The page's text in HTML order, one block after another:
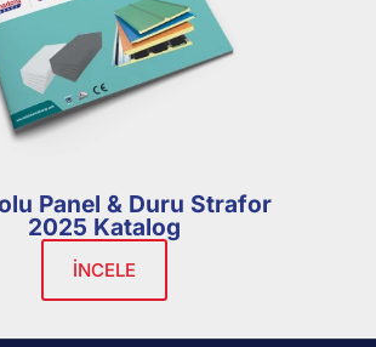
Panel & Duru Strafor
2025 Katalog
İNCELE